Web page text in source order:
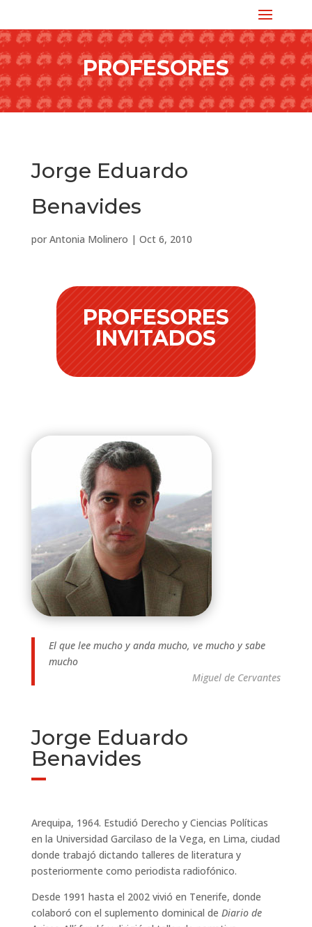
PROFESORES
Jorge Eduardo
Benavides
por Antonia Molinero | Oct 6, 2010
PROFESORES
INVITADOS
El que lee mucho y anda mucho, ve mucho y sabe
mucho
Miguel de Cervantes
Jorge Eduardo
Benavides
Arequipa, 1964. Estudió Derecho y Ciencias Políticas
en la Universidad Garcilaso de la Vega, en Lima, ciudad
donde trabajó dictando talleres de literatura y
posteriormente como periodista radiofónico.
Desde 1991 hasta el 2002 vivió en Tenerife, donde
colaboró con el suplemento dominical de Diario de